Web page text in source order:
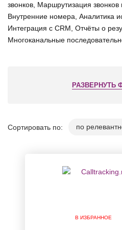
звонков, Маршрутизация звонков
Внутренние номера, Аналитика
Интеграция с CRM, Отчёты о
Многоканальные
РАЗВЕРНУТЬ
Сортировать по:
В ИЗБРАННОЕ